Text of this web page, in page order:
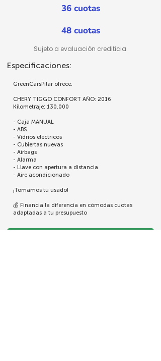
36 cuotas
48 cuotas
Sujeto a evaluación crediticia.
Especificaciones:
GreenCarsPilar ofrece:
CHERY TIGGO CONFORT AÑO: 2016
Kilometraje: 130.000
- Caja MANUAL
- ABS
- Vidrios eléctricos
- Cubiertas nuevas
- Airbags
- Alarma
- Llave con apertura a distancia
- Aire acondicionado
¡Tomamos tu usado!
💰 Financia la diferencia en cómodas cuotas
adaptadas a tu presupuesto